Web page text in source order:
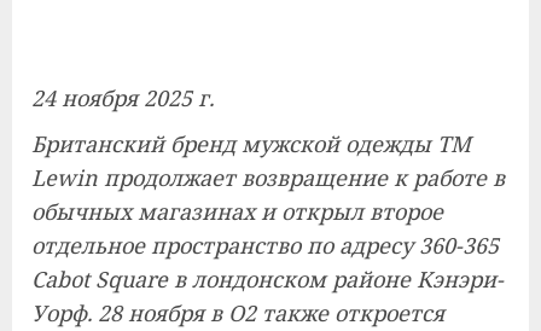
24 ноября 2025 г.
Британский бренд мужской одежды TM
Lewin продолжает возвращение к работе в
обычных магазинах и открыл второе
отдельное пространство по адресу 360-365
Cabot Square в лондонском районе Кэнэри-
Уорф. 28 ноября в O2 также откроется